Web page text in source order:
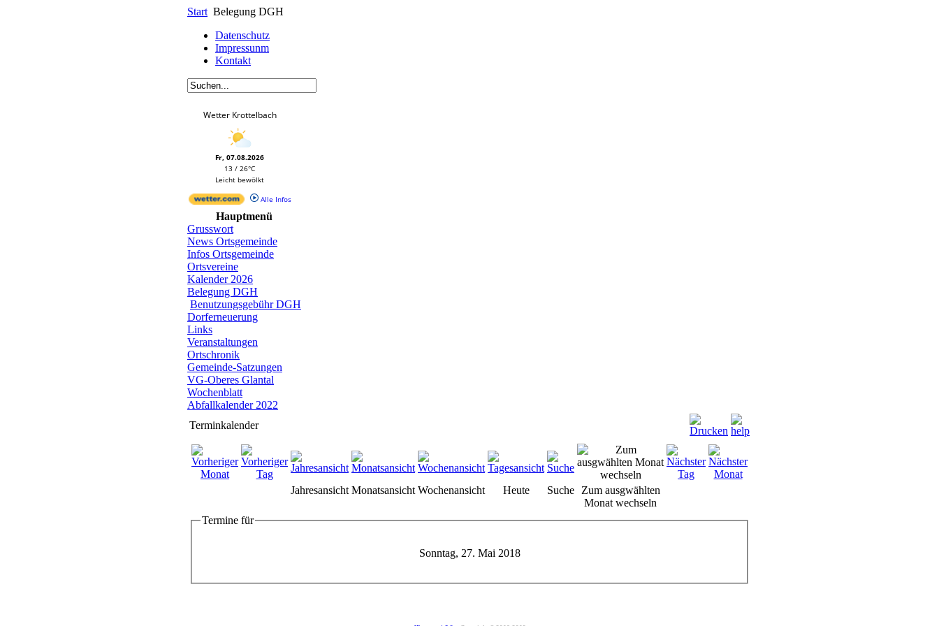
Start Belegung DGH
Datenschutz
Impressunm
Kontakt
Wetter Krottelbach
Fr, 07.08.2026
13 / 26°C
Leicht bewölkt
Alle Infos
Hauptmenü
Grusswort
News Ortsgemeinde
Infos Ortsgemeinde
Ortsvereine
Kalender 2026
Belegung DGH
Benutzungsgebühr DGH
Dorferneuerung
Links
Veranstaltungen
Ortschronik
Gemeinde-Satzungen
VG-Oberes Glantal
Wochenblatt
Abfallkalender 2022
Terminkalender
Jahresansicht Monatsansicht Wochenansicht Heute Suche
Zum ausgwählten
Monat wechseln
Termine für
Sonntag, 27. Mai 2018